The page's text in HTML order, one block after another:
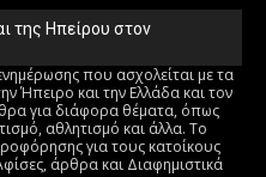
της Ηπείρου στον
που ασχολείται με τα
Ήπειρο και την Ελλάδα και τον
για διάφορα θέματα, όπως
αθλητισμό και άλλα. Το
για τους κατοίκους
άρθρα και Διαφημιστικά